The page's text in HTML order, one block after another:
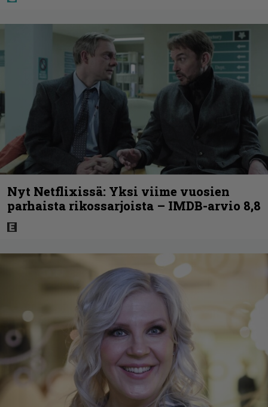
Nyt Netflixissä: Yksi viime vuosien
parhaista rikossarjoista – IMDB-arvio 8,8